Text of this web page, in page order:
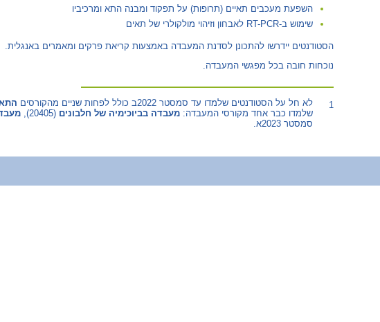
השפעת מעכבים תאיים (‏ תרופות‎)‏ על תפקוד ומבנה התא ומרכיביו
שימוש ב-RT-PCR לאבחון וזיהוי מולקולרי של תאים
הסטודנטים יידרשו להתכונן לסדנת המעבדה באמצעות קריאת פרקים ומאמרים באנגלית.
נוכחות חובה בכל מפגשי המעבדה.
1 לא חל על הסטודנטים שלמדו עד סמסטר 2022ב כולל לפחות שניים מהקורסים
שלמדו כבר אחד מקורסי המעבדה:מעבדה בביוכימיה של חלבונים (‏ 20405‎)‏,
סמסטר 2023א.